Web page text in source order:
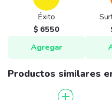
Éxito
$ 6550
Agregar
Productos similares